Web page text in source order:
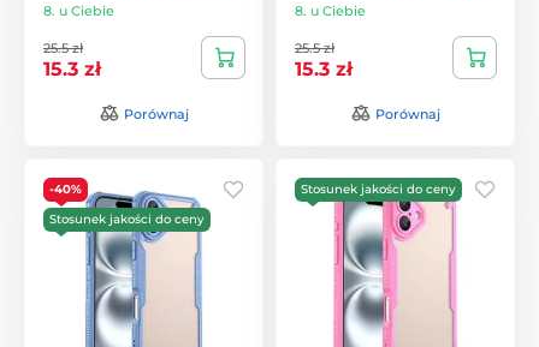
8. u Ciebie
25.5 zł
15.3 zł
Porównaj
8. u Ciebie
25.5 zł
15.3 zł
Porównaj
-40%
Stosunek jakości do ceny
Stosunek jakości do ceny